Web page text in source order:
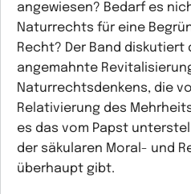
angewiesen? Bedarf es
Naturrechts für eine
Recht? Der Band diskutiert
angemahnte
Naturrechtsdenkens, die
Relativierung des
es das vom Papst
der säkularen Moral- und
überhaupt gibt.